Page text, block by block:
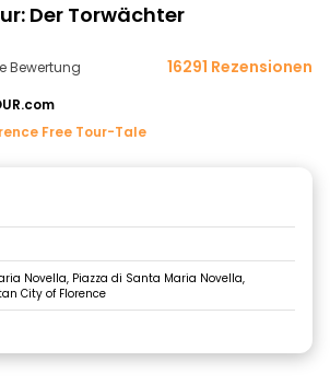
Der Torwächter
Bewertung 16291 Rezensionen
Free Tour-Tale
Novella, Piazza di Santa Maria Novella,
City of Florence